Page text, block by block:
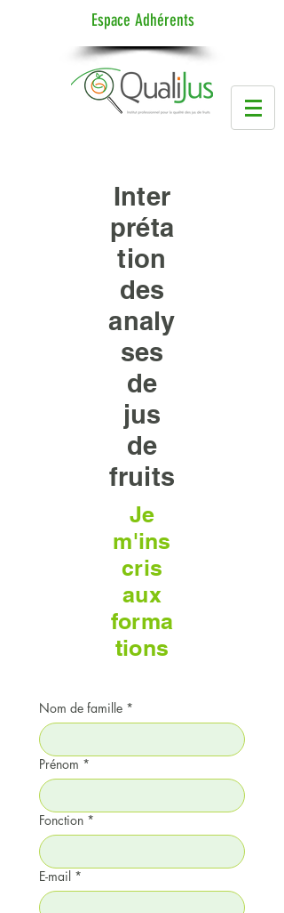
Espace Adhérents
Inter
préta
tion
des
analy
ses
de
jus
de
fruits
Je
m'ins
cris
aux
forma
tions
Nom de famille *
Prénom *
Fonction *
E-mail *